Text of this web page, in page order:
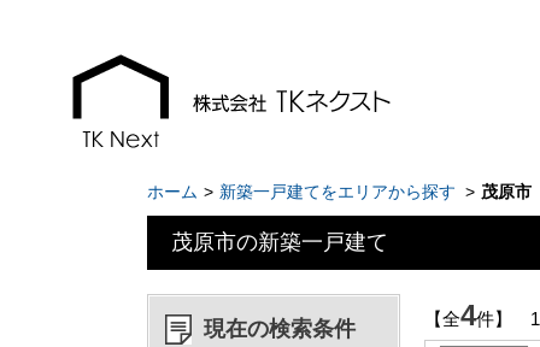
ホーム 新築一戸建てをエリアから探す 茂原市
茂原市の新築一戸建て
【全4件】 1
現在の検索条件
現地販売会情報